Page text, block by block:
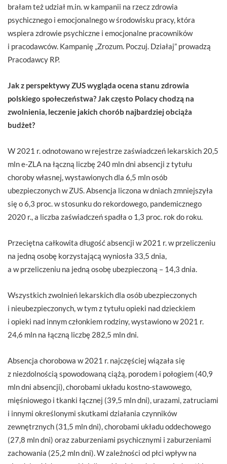
brałam też udział m.in. w kampanii na rzecz zdrowia
psychicznego i emocjonalnego w środowisku pracy, która
wspiera zdrowie psychiczne i emocjonalne pracowników
i pracodawców. Kampanię „Zrozum. Poczuj. Działaj” prowadzą
Pracodawcy RP.
Jak z perspektywy ZUS wygląda ocena stanu zdrowia
polskiego społeczeństwa? Jak często Polacy chodzą na
zwolnienia, leczenie jakich chorób najbardziej obciąża
budżet?
W 2021 r. odnotowano w rejestrze zaświadczeń lekarskich 20,5
mln e-ZLA na łączną liczbę 240 mln dni absencji z tytułu
choroby własnej, wystawionych dla 6,5 mln osób
ubezpieczonych w ZUS. Absencja liczona w dniach zmniejszyła
się o 6,3 proc. w stosunku do rekordowego, pandemicznego
2020 r., a liczba zaświadczeń spadła o 1,3 proc. rok do roku.
Przeciętna całkowita długość absencji w 2021 r. w przeliczeniu
na jedną osobę korzystającą wyniosła 33,5 dnia,
a w przeliczeniu na jedną osobę ubezpieczoną – 14,3 dnia.
Wszystkich zwolnień lekarskich dla osób ubezpieczonych
i nieubezpieczonych, w tym z tytułu opieki nad dzieckiem
i opieki nad innym członkiem rodziny, wystawiono w 2021 r.
24,6 mln na łączną liczbę 282,5 mln dni.
Absencja chorobowa w 2021 r. najczęściej wiązała się
z niezdolnością spowodowaną ciążą, porodem i połogiem (40,9
mln dni absencji), chorobami układu kostno-stawowego,
mięśniowego i tkanki łącznej (39,5 mln dni), urazami, zatruciami
i innymi określonymi skutkami działania czynników
zewnętrznych (31,5 mln dni), chorobami układu oddechowego
(27,8 mln dni) oraz zaburzeniami psychicznymi i zaburzeniami
zachowania (25,2 mln dni). W zależności od płci wpływ na